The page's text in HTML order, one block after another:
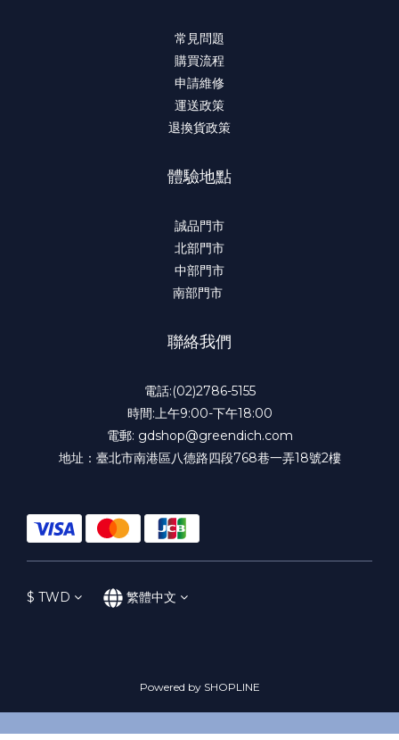
常見問題
購買流程
申請維修
運送政策
退換貨政策
體驗地點
誠品門市
北部門市
中部門市
南部門市
聯絡我們
電話:(02)2786-5155
時間:上午9:00-下午18:00
電郵: gdshop@greendich.com
地址：臺北市南港區八德路四段768巷一弄18號2樓
$ TWD 繁體中文
Powered by SHOPLINE